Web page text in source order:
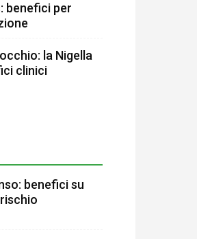
benefici per
la Nigella
clinici
benefici su